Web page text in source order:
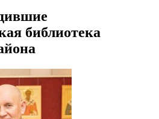
библиотека